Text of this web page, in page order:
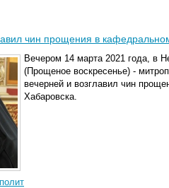
чин прощения в
Вечером 14 марта 2021 года, в
(Прощеное воскресенье) -
вечерней и возглавил чин
Хабаровска.